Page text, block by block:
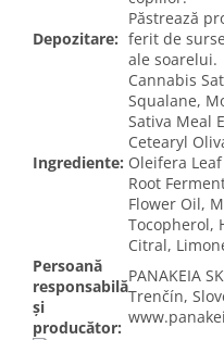
Depozitare:
Păstrează
ferit de
ale soarelui.
Ingrediente:
Cannabis
Squalane,
Sativa Meal
Cetearyl
Oleifera
Root
Flower Oil,
Tocopherol,
Citral,
Persoană
responsabilă
și
producător:
PANAKEIA
Trenčín,